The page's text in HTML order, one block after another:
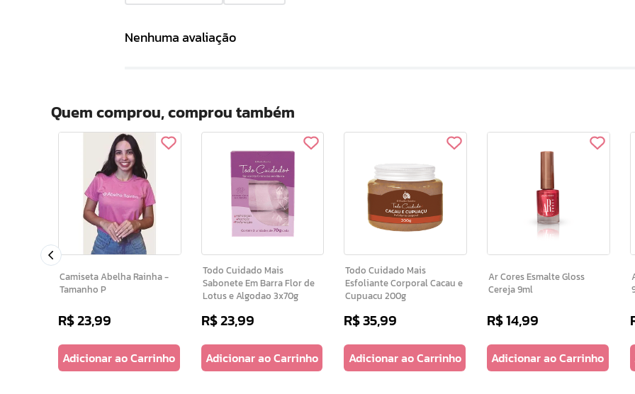
Nenhuma avaliação
Quem comprou, comprou também
Camiseta Abelha Rainha -
Tamanho P
R$23,99
Adicionar ao Carrinho
Todo Cuidado Mais
Sabonete Em Barra Flor de
Lotus e Algodao 3x70g
R$23,99
Adicionar ao Carrinho
Todo Cuidado Mais
Esfoliante Corporal Cacau e
Cupuacu 200g
R$35,99
Adicionar ao Carrinho
Ar Cores Esmalte Gloss
Cereja 9ml
R$14,99
Adicionar ao Carrinho